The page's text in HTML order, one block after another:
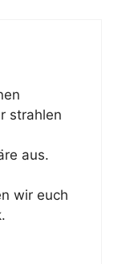
strahlen
aus.
wir euch